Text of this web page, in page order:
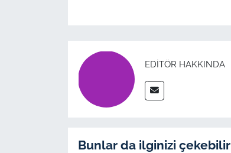
EDITÖR HAKKINDA
Bunlar da ilginizi çekebilir
English News
Canlı Maç